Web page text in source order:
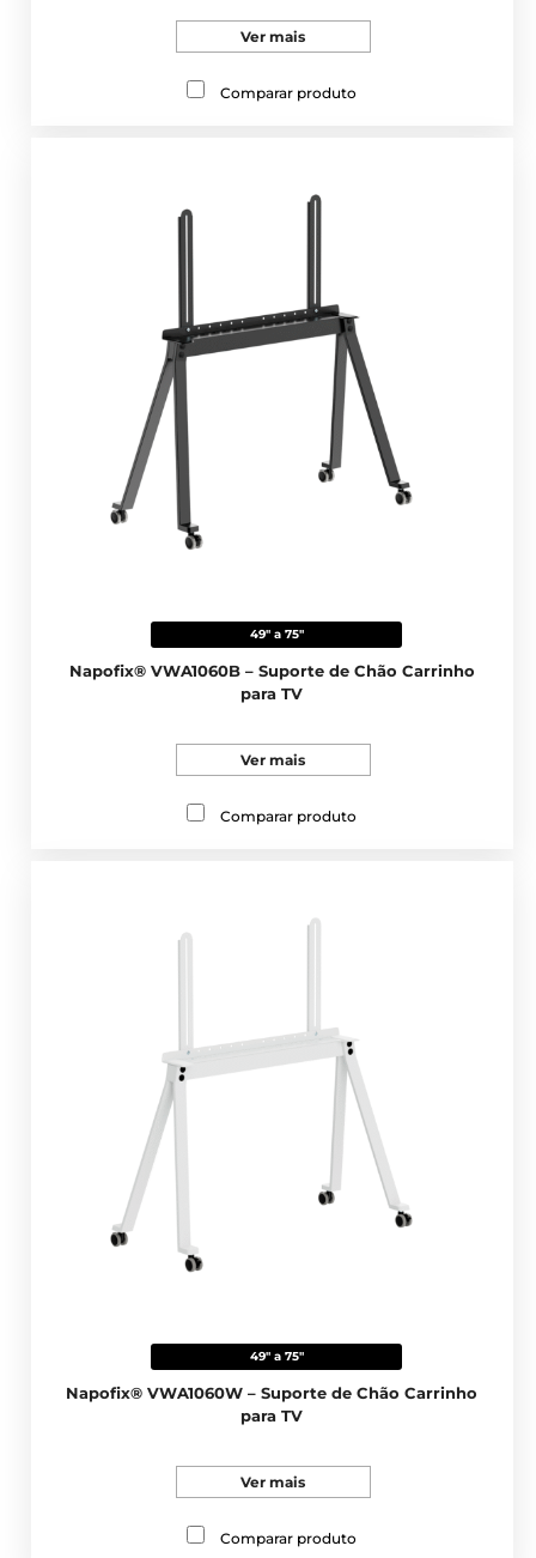
Ver mais
Comparar produto
49" a 75"
Napofix® VWA1060B – Suporte de Chão Carrinho
para TV
Ver mais
Comparar produto
49" a 75"
Napofix® VWA1060W – Suporte de Chão Carrinho
para TV
Ver mais
Comparar produto